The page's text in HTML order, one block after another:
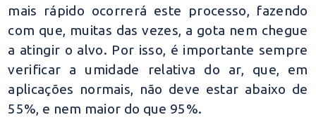
mais rápido ocorrerá este processo, fazendo
com que, muitas das vezes, a gota nem chegue
a atingir o alvo. Por isso, é importante sempre
verificar a umidade relativa do ar, que, em
aplicações normais, não deve estar abaixo de
55%, e nem maior do que 95%.